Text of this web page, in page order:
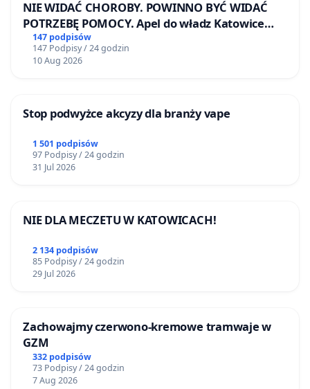
NIE WIDAĆ CHOROBY. POWINNO BYĆ WIDAĆ
POTRZEBĘ POMOCY. Apel do władz Katowice
Airport o przystąpienie do programu HIDDEN
DISABILITIES SUNFLOWER – SŁONECZNIK –
UKRYTE NIEPEŁNOSPRAWNOŚCI
147 podpisów
147 Podpisy / 24 godzin
10 Aug 2026
Stop podwyżce akcyzy dla branży vape
1 501 podpisów
97 Podpisy / 24 godzin
31 Jul 2026
NIE DLA MECZETU W KATOWICACH!
2 134 podpisów
85 Podpisy / 24 godzin
29 Jul 2026
Zachowajmy czerwono-kremowe tramwaje w
GZM
332 podpisów
73 Podpisy / 24 godzin
7 Aug 2026